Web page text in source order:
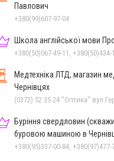
Павлович
+380(99)607-97-04
Школа англійської мови
+380(50)067-49-11, +380(50)434-
Медтехніка ЛТД, магазин
Чернівцях
Буріння свердловин
буровою машиною в
+380(95)337-00-84, +380(97)477-